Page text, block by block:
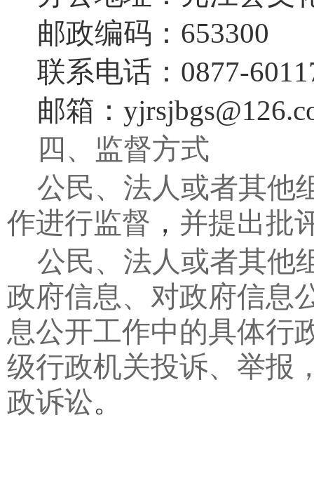
邮政编码： 653300
联系电话： 0877-6
邮箱：
四、监督方式
公民、法人或者其他
作进行监督 ， 并提出批
公民、法人或者其他
政府信息、对政府信息
息公开工作中的具体行
级行政机关投诉、举报
政诉讼。